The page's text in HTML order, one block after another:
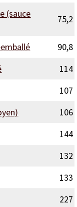
(sauce
75,2
90,8
114
107
106
144
132
133
227